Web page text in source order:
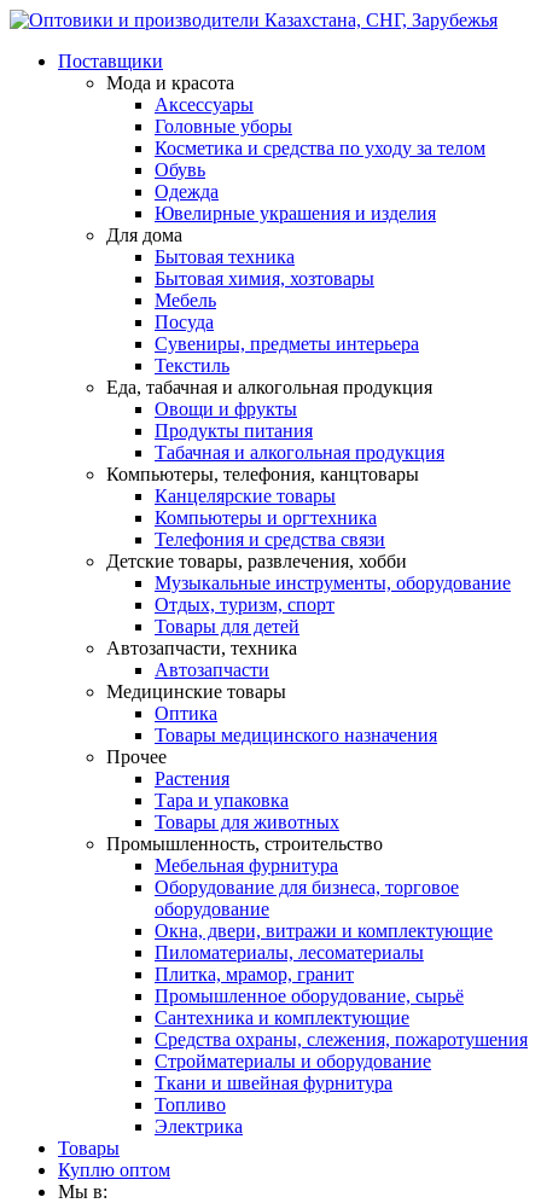
Поставщики
Мода и красота
Аксессуары
Головные уборы
Косметика и средства по уходу за телом
Обувь
Одежда
Ювелирные украшения и изделия
Для дома
Бытовая техника
Бытовая химия, хозтовары
Мебель
Посуда
Сувениры, предметы интерьера
Текстиль
Еда, табачная и алкогольная продукция
Овощи и фрукты
Продукты питания
Табачная и алкогольная продукция
Компьютеры, телефония, канцтовары
Канцелярские товары
Компьютеры и оргтехника
Телефония и средства связи
Детские товары, развлечения, хобби
Музыкальные инструменты, оборудование
Отдых, туризм, спорт
Товары для детей
Автозапчасти, техника
Автозапчасти
Медицинские товары
Оптика
Товары медицинского назначения
Прочее
Растения
Тара и упаковка
Товары для животных
Промышленность, строительство
Мебельная фурнитура
Оборудование для бизнеса, торговое
оборудование
Окна, двери, витражи и комплектующие
Пиломатериалы, лесоматериалы
Плитка, мрамор, гранит
Промышленное оборудование, сырьё
Сантехника и комплектующие
Средства охраны, слежения, пожаротушения
Стройматериалы и оборудование
Ткани и швейная фурнитура
Топливо
Электрика
Товары
Куплю оптом
Мы в: